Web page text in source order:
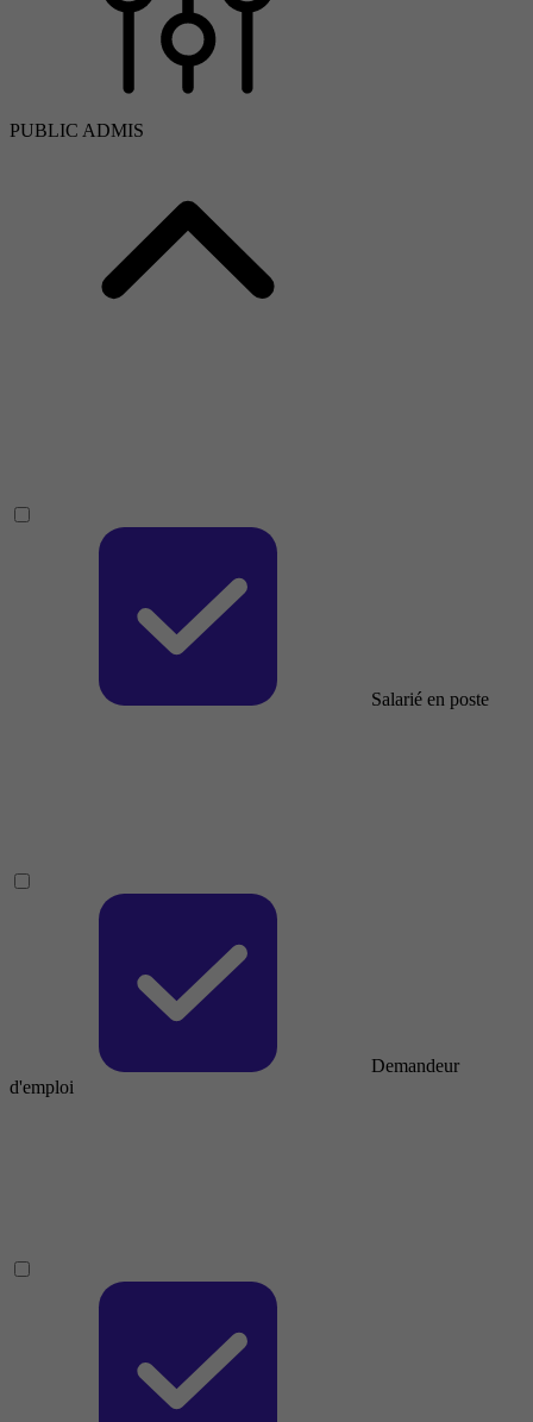
PUBLIC ADMIS
Salarié en poste
Demandeur
d'emploi